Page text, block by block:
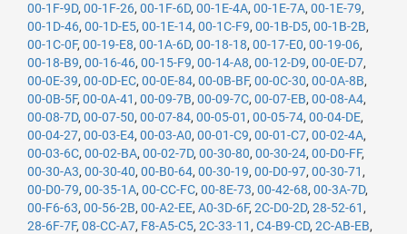
00-1F-9D, 00-1F-26, 00-1F-6D, 00-1E-4A, 00-1E-7A, 00-1E-79,
00-1D-46, 00-1D-E5, 00-1E-14, 00-1C-F9, 00-1B-D5, 00-1B-2B,
00-1C-0F, 00-19-E8, 00-1A-6D, 00-18-18, 00-17-E0, 00-19-06,
00-18-B9, 00-16-46, 00-15-F9, 00-14-A8, 00-12-D9, 00-0E-D7,
00-0E-39, 00-0D-EC, 00-0E-84, 00-0B-BF, 00-0C-30, 00-0A-8B,
00-0B-5F, 00-0A-41 , 00-09-7B, 00-09-7C, 00-07-EB, 00-08-A4,
00-08-7D, 00-07-50, 00-07-84, 00-05-01 , 00-05-74, 00-04-DE,
00-04-27, 00-03-E4, 00-03-A0, 00-01-C9, 00-01-C7, 00-02-4A,
00-03-6C, 00-02-BA, 00-02-7D, 00-30-80, 00-30-24, 00-D0-FF,
00-30-A3, 00-30-40, 00-B0-64, 00-30-19, 00-D0-97, 00-30-71 ,
00-D0-79, 00-35-1A, 00-CC-FC, 00-8E-73, 00-42-68, 00-3A-7D,
00-F6-63, 00-56-2B, 00-A2-EE, A0-3D-6F, 2C-D0-2D, 28-52-61 ,
28-6F-7F, 08-CC-A7, F8-A5-C5, 2C-33-11 , C4-B9-CD, 2C-AB-EB,